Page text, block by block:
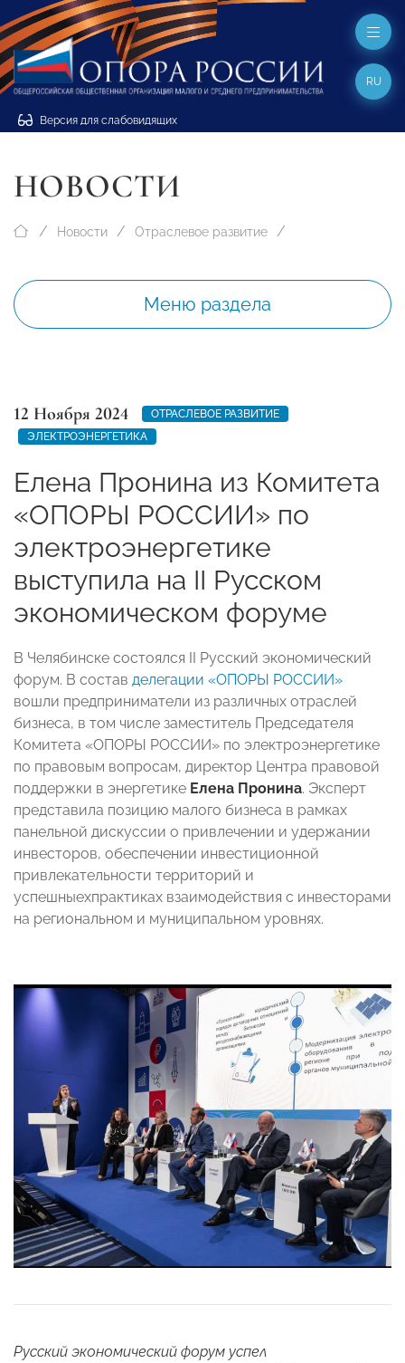
Версия для слабовидящих
RU
НОВОСТИ
Новости Отраслевое развитие
Меню раздела
12 Ноября 2024
ОТРАСЛЕВОЕ РАЗВИТИЕ
ЭЛЕКТРОЭНЕРГЕТИКА
Елена Пронина из Комитета
«ОПОРЫ РОССИИ» по
электроэнергетике
выступила на II Русском
экономическом форуме
В Челябинске состоялся II Русский экономический
форум. В состав делегации «ОПОРЫ РОССИИ»
вошли предприниматели из различных отраслей
бизнеса, в том числе заместитель Председателя
Комитета «ОПОРЫ РОССИИ» по электроэнергетике
по правовым вопросам, директор Центра правовой
поддержки в энергетике Елена Пронина. Эксперт
представила позицию малого бизнеса в рамках
панельной дискуссии о привлечении и удержании
инвесторов, обеспечении инвестиционной
привлекательности территорий и
успешныехпрактиках взаимодействия с инвесторами
на региональном и муниципальном уровнях.
Русский экономический форум успел